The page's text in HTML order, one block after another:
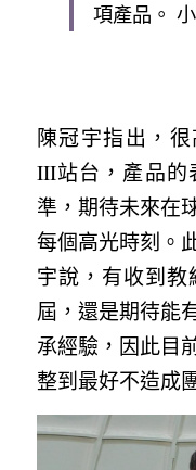
項產品。
陳冠宇指出，很
III站台，產品的
準，期待未來在
每個高光時刻。
宇說，有收到
屆，還是期待能
承經驗，因此目
整到最好不造成